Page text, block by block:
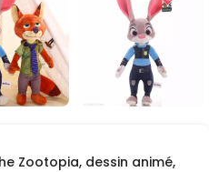
Zootopia, dessin animé,